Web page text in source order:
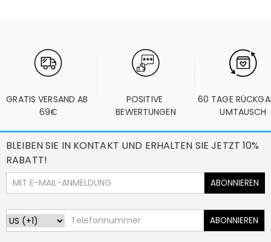
GRATIS VERSAND AB
69€
POSITIVE
BEWERTUNGEN
60 TAGE
UMTAUSCH
BLEIBEN SIE IN KONTAKT UND ERHALTEN SIE JETZT 10%
RABATT!
ABONNIEREN
ABONNIEREN